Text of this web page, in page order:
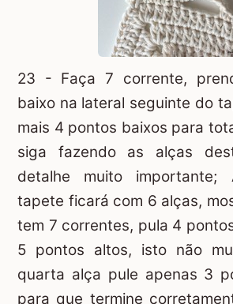
23 - Faça 7 corrente,
baixo na lateral seguinte do
mais 4 pontos baixos para
siga fazendo as alças
detalhe muito
tapete ficará com 6 alças,
tem 7 correntes, pula 4
5 pontos altos, isto não
quarta alça pule apenas 3
para que termine